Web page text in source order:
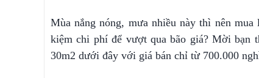
Mùa nắng nóng, mưa nhiều này thì nên
kiệm chi phí để vượt qua bão giá? Mời bạn
30m2 dưới đây với giá bán chỉ từ 700.000